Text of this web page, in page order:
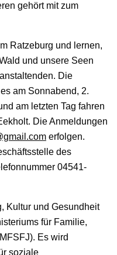
gehört mit zum
Ratzeburg und lernen,
und unsere Seen
Die
am Sonnabend, 2.
am letzten Tag fahren
Die Anmeldungen
erfolgen.
des
04541-
Kultur und Gesundheit
für Familie,
Es wird
soziale